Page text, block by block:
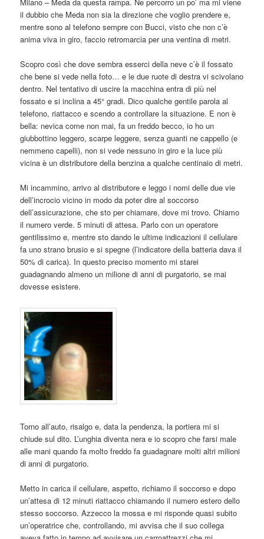
il dubbio che Meda non sia la direzione che voglio prendere e,
mentre sono al telefono sempre con Bucci, visto che non c’è
anima viva in giro, faccio retromarcia per una ventina di metri.
Scopro così che dove sembra esserci della neve c’è il fossato
che bene si vede nella foto… e le due ruote di destra vi scivolano
dentro. Nel tentativo di uscire la macchina entra di più nel
fossato e si inclina a 45° gradi. Dico qualche gentile parola al
telefono, riattacco e scendo a controllare la situazione. E non è
bella: nevica come non mai, fa un freddo becco, io ho un
giubbottino leggero, scarpe leggere, senza guanti ne cappello (e
nemmeno capelli), non si vede nessuno in giro e la luce più
vicina è un distributore della benzina a qualche centinaio di metri.
Mi incammino, arrivo al distributore e leggo i nomi delle due vie
dell’incrocio vicino in modo da poter dire al soccorso
dell’assicurazione, che sto per chiamare, dove mi trovo. Chiamo
il numero verde. 5 minuti di attesa. Parlo con un operatore
gentilissimo e, mentre sto dando le ultime indicazioni il cellulare
fa uno strano brusio e si spegne (l’indicatore della batteria dava il
50% di carica). In questo preciso momento mi starei
guadagnando almeno un milione di anni di purgatorio, se mai
dovesse esistere.
Torno all’auto, risalgo e, data la pendenza, la portiera mi si
chiude sul dito. L’unghia diventa nera e io scopro che farsi male
alle mani quando fa molto freddo fa guadagnare molti altri milioni
di anni di purgatorio.
Metto in carica il cellulare, aspetto, richiamo il soccorso e dopo
un’attesa di 12 minuti riattacco chiamando il numero estero dello
stesso soccorso. Azzecco la mossa e mi risponde quasi subito
un’operatrice che, controllando, mi avvisa che il suo collega